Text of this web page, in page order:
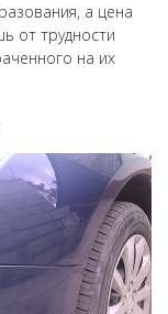
а цена
от трудности
на их